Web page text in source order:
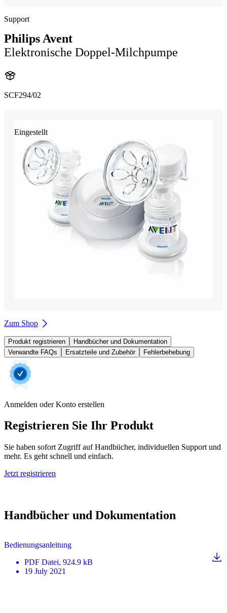
Support
Philips Avent
Elektronische Doppel-Milchpumpe
SCF294/02
Eingestellt
Zum Shop
Produkt registrieren
Handbücher und Dokumentation
Verwandte FAQs
Ersatzteile und Zubehör Fehlerbehebung
Anmelden oder Konto erstellen
Registrieren Sie Ihr Produkt
Sie haben sofort Zugriff auf Handbücher, individuellen Support und
mehr. Es geht schnell und einfach.
Jetzt registrieren
Handbücher und Dokumentation
Bedienungsanleitung
PDF Datei, 924.9 kB
19 July 2021